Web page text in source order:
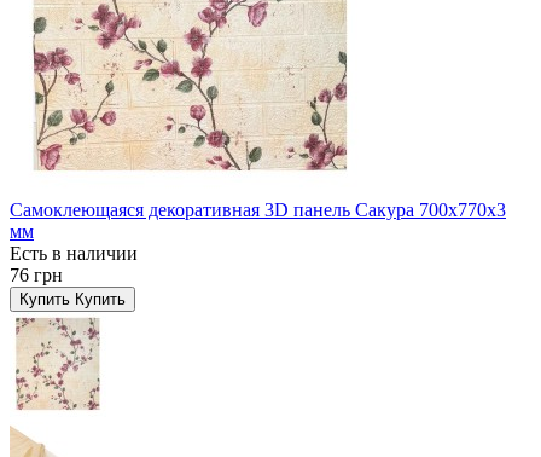
Самоклеющаяся декоративная 3D панель Сакура 700x770x3
мм
Есть в наличии
76 грн
Купить Купить